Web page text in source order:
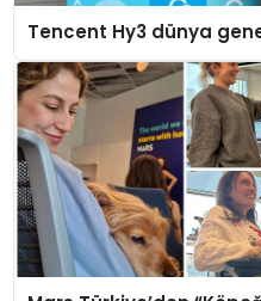
Tencent Hy3 dünya